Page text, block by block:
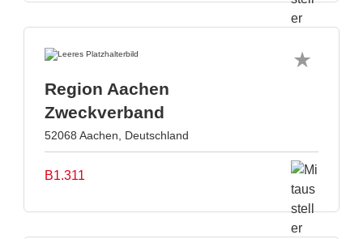
Region Aachen
Zweckverband
52068 Aachen, Deutschland
B1.311